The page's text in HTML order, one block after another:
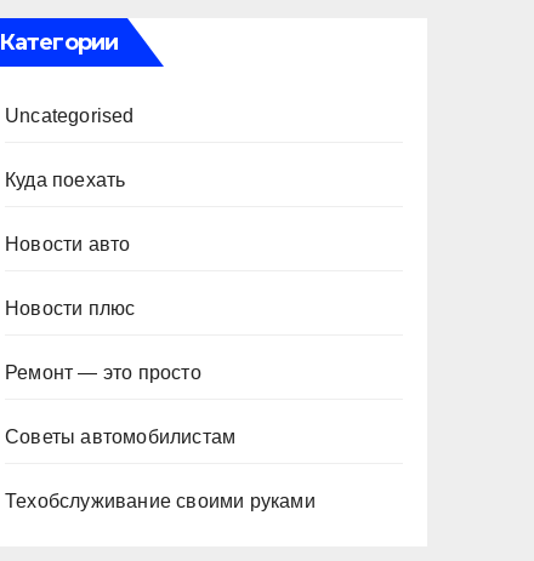
Категории
Uncategorised
Куда поехать
Новости авто
Новости плюс
Ремонт — это просто
Советы автомобилистам
Техобслуживание своими руками